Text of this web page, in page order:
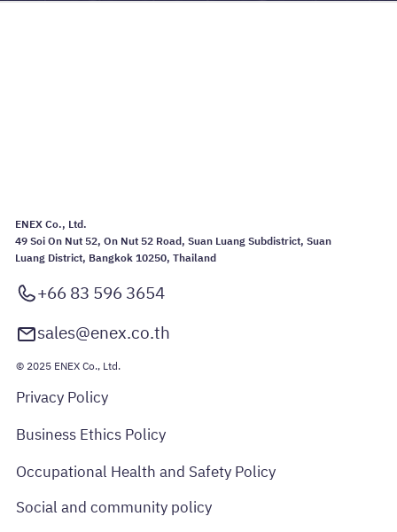
ENEX Co., Ltd.
49 Soi On Nut 52, On Nut 52 Road, Suan Luang Subdistrict, Suan
Luang District, Bangkok 10250, Thailand
+66 83 596 3654
sales@enex.co.th
© 2025 ENEX Co., Ltd.
Privacy Policy
Business Ethics Policy
Occupational Health and Safety Policy
Social and community policy